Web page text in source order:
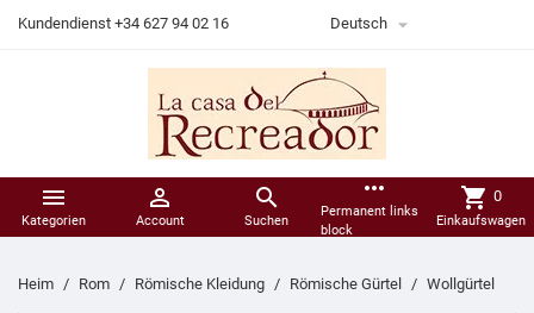
Kundendienst +34 627 94 02 16 Deutsch 

Kategorien

Account

Suchen
more_horiz
Permanent links
block
shopping_cart 0
Einkaufswagen
Heim Rom Römische Kleidung Römische Gürtel Wollgürtel